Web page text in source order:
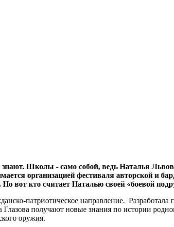
Школы - само собой, ведь Наталья
организацией фестиваля авторской и
вот кто считает Наталью своей «боевой
патриотическое направление.
получают новые знания по истории
оружия.